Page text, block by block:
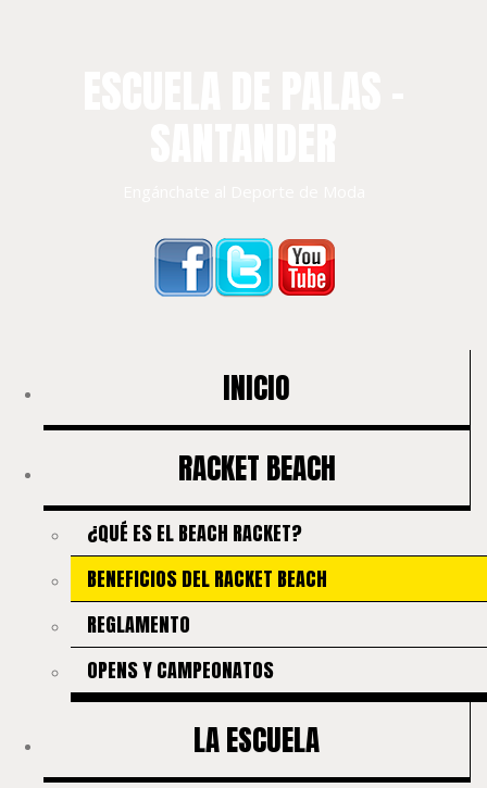
INICIO
RACKET BEACH
¿QUÉ ES EL BEACH RACKET?
BENEFICIOS DEL RACKET BEACH
REGLAMENTO
OPENS Y CAMPEONATOS
LA ESCUELA